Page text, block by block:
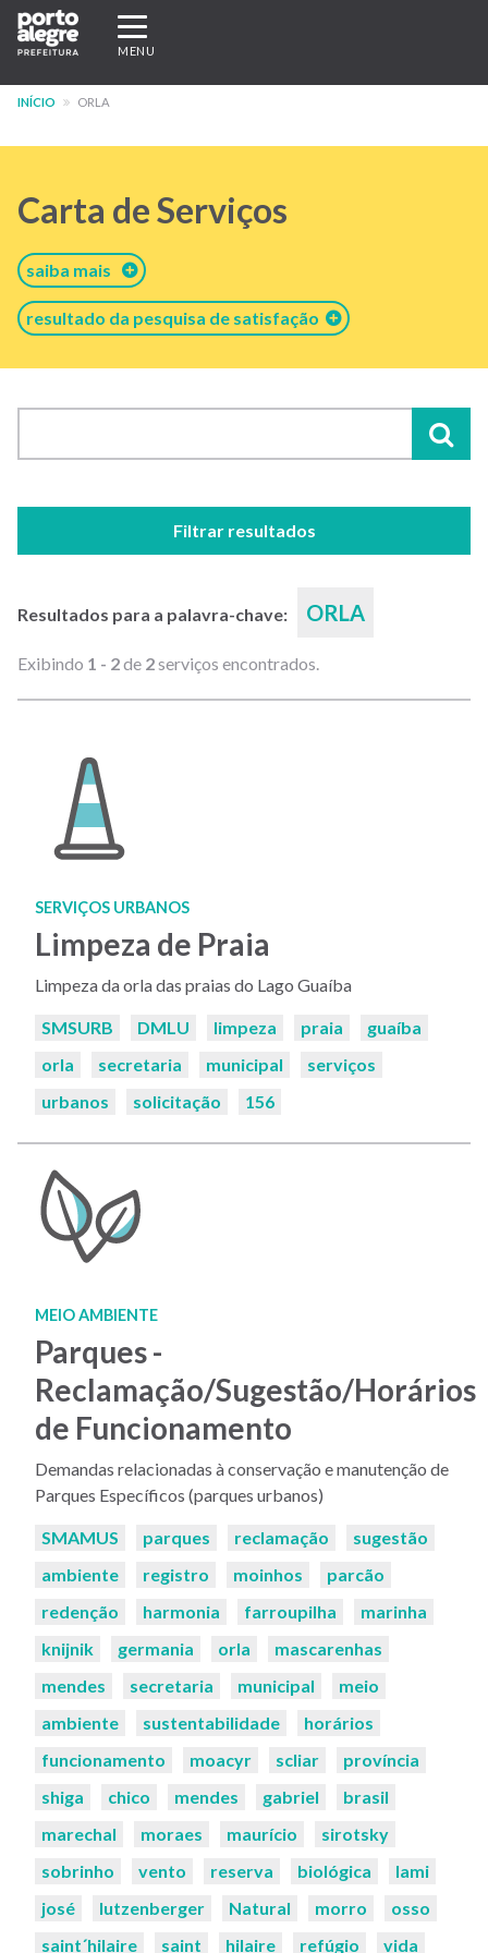
Pular
para
conteúdo
Expandir/recolher
navegação
MENU
INÍCIO ORLA
Carta de Serviços
saiba mais
resultado da pesquisa de satisfação
Filtrar resultados
Resultados para a palavra-chave: ORLA
Exibindo 1 - 2de 2serviços encontrados.
SERVIÇOS URBANOS
Limpeza de Praia
Limpeza da orla das praias do Lago Guaíba
Palavras-
SMSURB DMLU limpeza praia
guaíba
orla
secretaria municipal
serviços
urbanos
solicitação 156
MEIO AMBIENTE
Parques -
Reclamação/Sugestão/Horários
de Funcionamento
Demandas relacionadas à conservação e manutenção de
Parques Específicos (parques urbanos)
Palavras-
SMAMUS parques reclamação
sugestão
ambiente
registro moinhos
parcão
redenção
harmonia farroupilha
marinha
knijnik
germania orla
mascarenhas
mendes
secretaria municipal
meio
ambiente
sustentabilidade
horários
funcionamento
moacyr scliar
província
shiga
chico mendes gabriel
brasil
marechal
moraes maurício
sirotsky
sobrinho
vento reserva biológica
lami
josé
lutzenberger Natural morro
osso
saint´hilaire
saint hilaire refúgio
vida